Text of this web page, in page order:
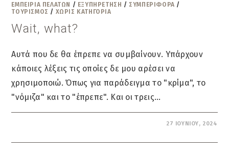
ΕΜΠΕΙΡΊΑ ΠΕΛΑΤΏΝ / ΕΞΥΠΗΡΕΤΗΣΗ / ΣΥΜΠΕΡΙΦΟΡΑ /
ΤΟΥΡΙΣΜΟΣ / ΧΩΡΊΣ ΚΑΤΗΓΟΡΊΑ
Wait, what?
Αυτά που δε θα έπρεπε να συμβαίνουν. Υπάρχουν
κάποιες λέξεις τις οποίες δε μου αρέσει να
χρησιμοποιώ. Όπως για παράδειγμα το "κρίμα", το
"νόμιζα" και το "έπρεπε". Και οι τρεις…
27 ΙΟΥΝΊΟΥ, 2024